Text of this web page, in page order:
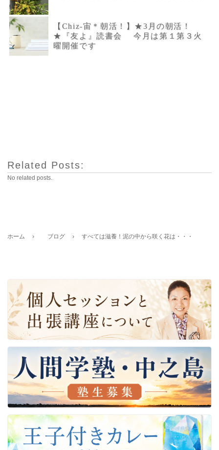
【Chiz-宙＊朝活！】★3月の朝活！
★『友よ』読書会 今月は第１第３火
曜開催です
Related Posts:
No related posts.
ホーム › ブログ › すべては滋養！泥の中から咲く花は・・・